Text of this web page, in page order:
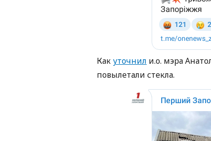
Как уточнил и.о. мэра
повылетали стекла.